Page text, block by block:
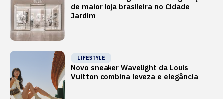
de maior loja brasileira no Cidade
Jardim
LIFESTYLE
Novo sneaker Wavelight da Louis
Vuitton combina leveza e elegância